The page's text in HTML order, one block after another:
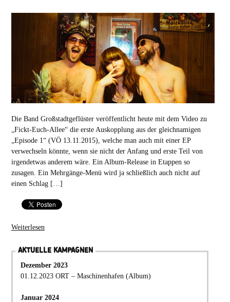
Die Band Großstadtgeflüster veröffentlicht heute mit dem Video zu
„Fickt-Euch-Allee“ die erste Auskopplung aus der gleichnamigen
„Episode 1“ (VÖ 13.11.2015), welche man auch mit einer EP
verwechseln könnte, wenn sie nicht der Anfang und erste Teil von
irgendetwas anderem wäre. Ein Album-Release in Etappen so
zusagen. Ein Mehrgänge-Menü wird ja schließlich auch nicht auf
einen Schlag […]
Weiterlesen
AKTUELLE KAMPAGNEN
Dezember 2023
01.12.2023 ORT – Maschinenhafen (Album)
Januar 2024